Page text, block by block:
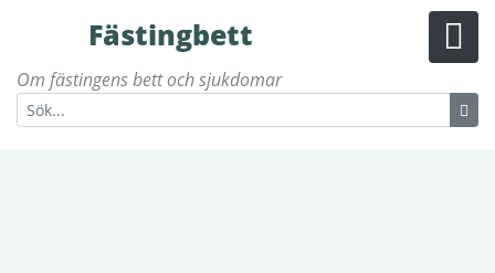
Fästingbett
Om fästingens bett och sjukdomar